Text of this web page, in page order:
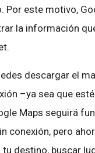
Por este motivo,
la información
descargar el
–ya sea que
Maps seguirá
conexión, pero
tu destino, buscar